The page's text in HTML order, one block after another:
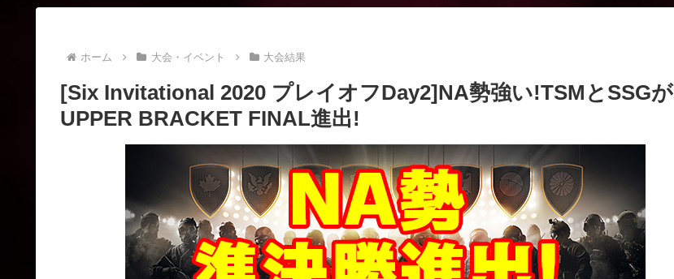
ホーム 大会・イベント 大会結果
[Six Invitational 2020 プレイオフDay2]NA勢強い!TSMとSSGが
UPPER BRACKET FINAL進出!